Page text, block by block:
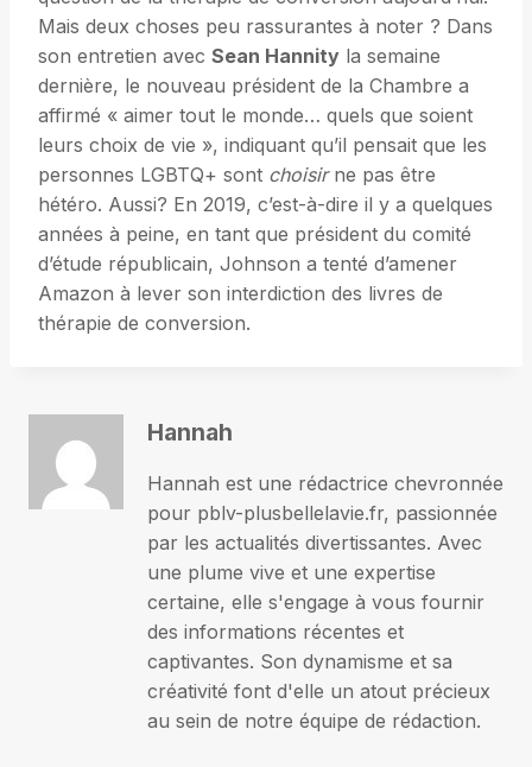
Mais deux choses peu rassurantes à noter ? Dans
son entretien avec Sean Hannity la semaine
dernière, le nouveau président de la Chambre a
affirmé « aimer tout le monde… quels que soient
leurs choix de vie », indiquant qu’il pensait que les
personnes LGBTQ+ sont choisirne pas être
hétéro. Aussi? En 2019, c’est-à-dire il y a quelques
années à peine, en tant que président du comité
d’étude républicain, Johnson a tenté d’amener
Amazon à lever son interdiction des livres de
thérapie de conversion.
Hannah
Hannah est une rédactrice chevronnée
pour pblv-plusbellelavie.fr, passionnée
par les actualités divertissantes. Avec
une plume vive et une expertise
certaine, elle s'engage à vous fournir
des informations récentes et
captivantes. Son dynamisme et sa
créativité font d'elle un atout précieux
au sein de notre équipe de rédaction.